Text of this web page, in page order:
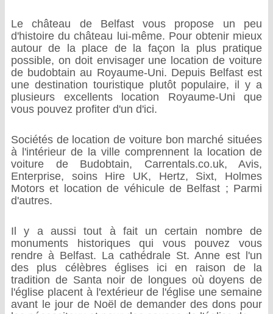
Le château de Belfast vous propose un peu
d'histoire du château lui-même. Pour obtenir mieux
autour de la place de la façon la plus pratique
possible, on doit envisager une location de voiture
de budobtain au Royaume-Uni. Depuis Belfast est
une destination touristique plutôt populaire, il y a
plusieurs excellents location Royaume-Uni que
vous pouvez profiter d'un d'ici.
Sociétés de location de voiture bon marché situées
à l'intérieur de la ville comprennent la location de
voiture de Budobtain, Carrentals.co.uk, Avis,
Enterprise, soins Hire UK, Hertz, Sixt, Holmes
Motors et location de véhicule de Belfast ; Parmi
d'autres.
Il y a aussi tout à fait un certain nombre de
monuments historiques qui vous pouvez vous
rendre à Belfast. La cathédrale St. Anne est l'un
des plus célèbres églises ici en raison de la
tradition de Santa noir de longues où doyens de
l'église placent à l'extérieur de l'église une semaine
avant le jour de Noël de demander des dons pour